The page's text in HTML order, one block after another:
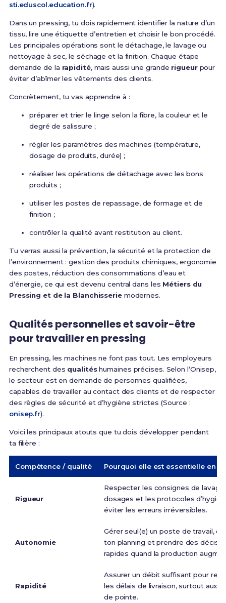
sti.eduscol.education.fr).
Dans un pressing, tu dois rapidement identifier la nature d’un
tissu, lire une étiquette d’entretien et choisir le bon procédé.
Les principales opérations sont le détachage, le lavage ou
nettoyage à sec, le séchage et la finition. Chaque étape
demande de la rapidité, mais aussi une grande rigueurpour
éviter d’abîmer les vêtements des clients.
Concrètement, tu vas apprendre à :
préparer et trier le linge selon la fibre, la couleur et le
degré de salissure ;
régler les paramètres des machines (température,
dosage de produits, durée) ;
réaliser les opérations de détachage avec les bons
produits ;
utiliser les postes de repassage, de formage et de
finition ;
contrôler la qualité avant restitution au client.
Tu verras aussi la prévention, la sécurité et la protection de
l’environnement : gestion des produits chimiques, ergonomie
des postes, réduction des consommations d’eau et
d’énergie, ce qui est devenu central dans les Métiers du
Pressing et de la Blanchisseriemodernes.
Qualités personnelles et savoir-être
pour travailler en pressing
En pressing, les machines ne font pas tout. Les employeurs
recherchent des qualitéshumaines précises. Selon l’Onisep,
le secteur est en demande de personnes qualifiées,
capables de travailler au contact des clients et de respecter
des règles de sécurité et d’hygiène strictes (Source :
onisep.fr).
Voici les principaux atouts que tu dois développer pendant
ta filière :
Compétence / qualité Pourquoi elle est essentielle en
Rigueur
Respecter les consignes de
dosages et les protocoles
éviter les erreurs irréversibles.
Autonomie
Gérer seul(e) un poste de travail,
ton planning et prendre des
rapides quand la production
Rapidité
Assurer un débit suffisant pour
les délais de livraison, surtout aux
de pointe.